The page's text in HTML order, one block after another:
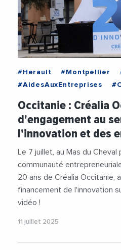
#Herault #Montpellier
#AidesAuxEntreprises
#RegionOccitanie
#Videos
Occitanie : Créalia
d'engagement au
l'innovation et des
Le 7 juillet, au Mas du Cheval
communauté
20 ans de Créalia Occitanie,
financement de l'innovation
vidéo !
11 juillet 2025